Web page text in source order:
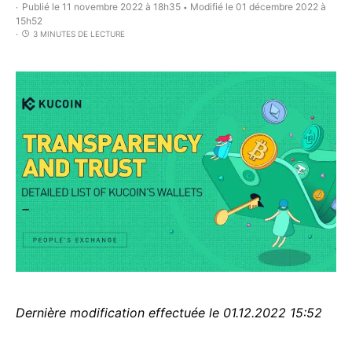
Publié le 11 novembre 2022 à 18h35 • Modifié le 01 décembre 2022 à
15h52
3 MINUTES DE LECTURE
Dernière modification effectuée le 01.12.2022 15:52